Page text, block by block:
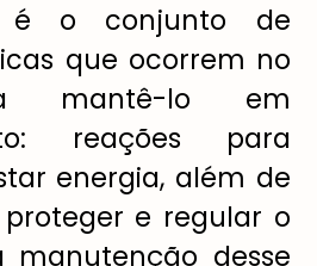
é o conjunto de
que ocorrem no
mantê-lo em
reações para
energia, além de
e regular o
manutenção desse